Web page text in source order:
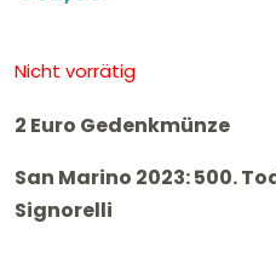
Nicht vorrätig
2 Euro Gedenkmünze
San Marino 2023: 500.
Signorelli